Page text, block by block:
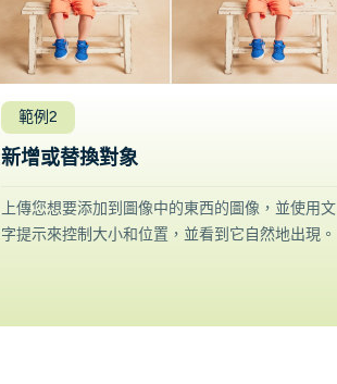
範例2
新增或替換對象
上傳您想要添加到圖像中的東西的圖像，並使用文
字提示來控制大小和位置，並看到它自然地出現。